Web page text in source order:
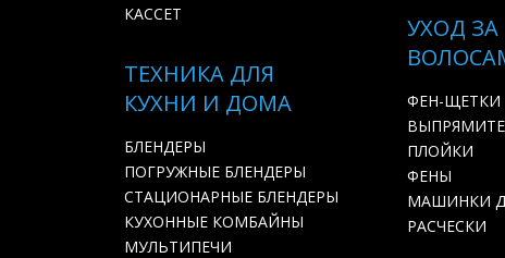
КАССЕТ
УХОД ЗА
ФЕН-ЩЕТКИ
ПЛОЙКИ
ФЕНЫ
МАШИНКИ
РАСЧЕСКИ
ТЕХНИКА ДЛЯ
КУХНИ И ДОМА
БЛЕНДЕРЫ
ПОГРУЖНЫЕ БЛЕНДЕРЫ
СТАЦИОНАРНЫЕ БЛЕНДЕРЫ
КУХОННЫЕ КОМБАЙНЫ
МУЛЬТИПЕЧИ